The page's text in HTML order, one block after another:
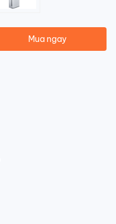
Mua ngay